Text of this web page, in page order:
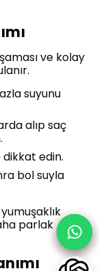
ve kolay
suyunu
alıp saç
edin.
bol suyla
parlak